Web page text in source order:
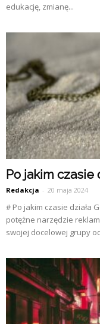
edukację, zmianę...
Po jakim czasie
Redakcja - 20 maja 2024
# Po jakim czasie działa
potężne narzędzie
swojej docelowej grupy